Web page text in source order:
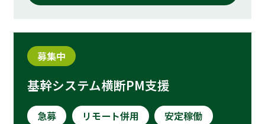
募集中
基幹システム横断PM支援
急募 リモート併用
安定稼働